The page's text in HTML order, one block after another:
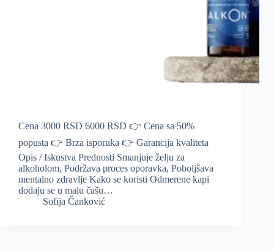
Cena 3000 RSD 6000 RSD 👉 Cena sa 50%
popusta 👉 Brza isporuka 👉 Garancija kvaliteta
Opis / Iskustva Prednosti Smanjuje želju za
alkoholom, Podržava proces oporavka, Poboljšava
mentalno zdravlje Kako se koristi Odmerene kapi
dodaju se u malu čašu…
Sofija Čanković